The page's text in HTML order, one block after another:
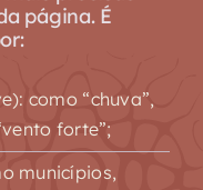
página. É
como “chuva”,
forte”;
municípios,